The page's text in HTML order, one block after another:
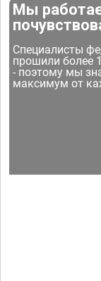
Мы
Специалисты
прошили более
- поэтому мы
максимум от